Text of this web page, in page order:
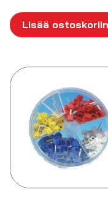
Lisää ostoskoriin